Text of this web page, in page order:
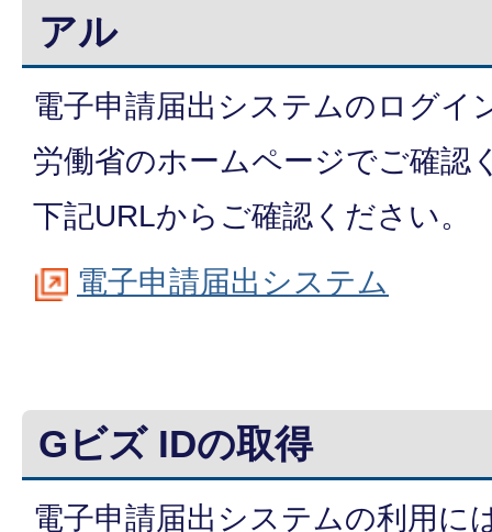
アル
電子申請届出システムのログイ
労働省のホームページでご確認
下記URLからご確認ください。
電子申請届出システム
Gビズ IDの取得
電子申請届出システムの利用に